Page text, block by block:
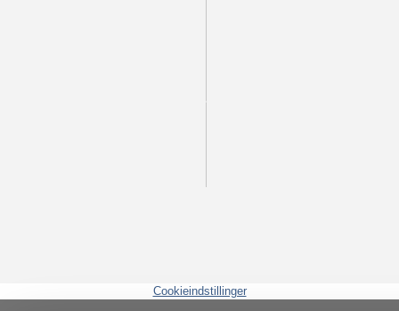
Cookieindstillinger